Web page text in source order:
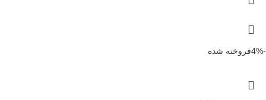
-4% فروخته شده